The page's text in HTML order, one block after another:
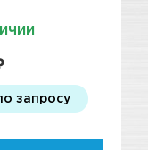
запросу